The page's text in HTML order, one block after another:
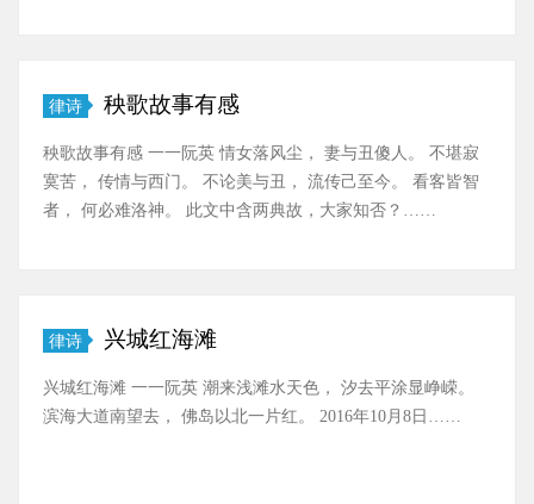
律诗 秧歌故事有感
秧歌故事有感 一一阮英 情女落风尘， 妻与丑傻人。 不堪寂
寞苦， 传情与西门。 不论美与丑， 流传己至今。 看客皆智
者， 何必难洛神。 此文中含两典故，大家知否？……
律诗 兴城红海滩
兴城红海滩 一一阮英 潮来浅滩水天色， 汐去平涂显峥嵘。
滨海大道南望去， 佛岛以北一片红。 2016年10月8日……